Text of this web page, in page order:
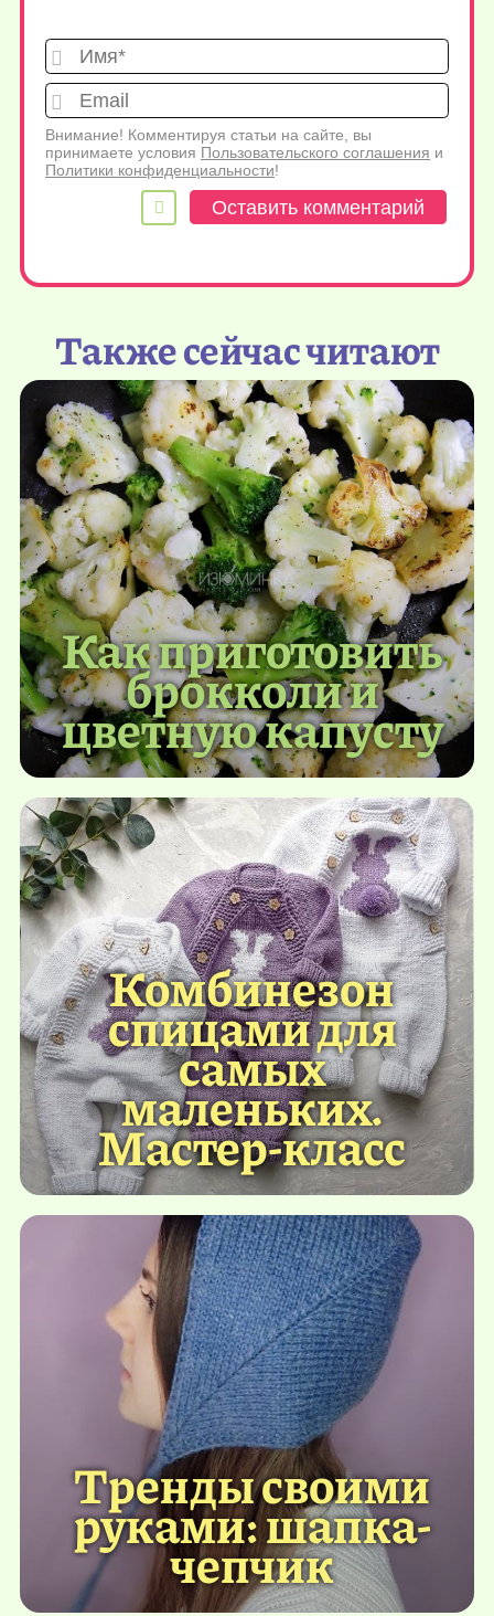
Имя*
Внимание! Комментируя статьи на сайте, вы
принимаете условия Пользовательского соглашения и
Политики конфиденциальности!
Также сейчас читают
Как приготовить
брокколи и
цветную капусту
Комбинезон
спицами для
самых
маленьких.
Мастер-класс
Тренды своими
руками: шапка-
чепчик